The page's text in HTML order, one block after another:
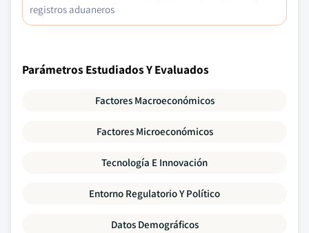
registros aduaneros
Parámetros Estudiados Y Evaluados
Factores Macroeconómicos
Factores Microeconómicos
Tecnología E Innovación
Entorno Regulatorio Y Político
Datos Demográficos